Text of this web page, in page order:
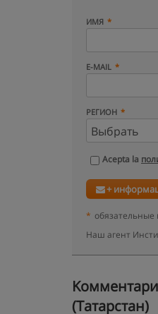
ИМЯ
E-MAIL
РЕГИОН
Acepta la
+
* обязательные
Наш агент
(Татарстан)